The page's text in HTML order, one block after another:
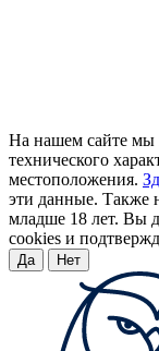
На нашем сайте мы
технического
местоположения.
эти данные. Также
младше 18 лет. Вы
cookies и
Да Нет